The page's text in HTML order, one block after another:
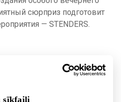
sīkfaili
сюрприз подготовит
— STENDERS.
с подругами и окунись